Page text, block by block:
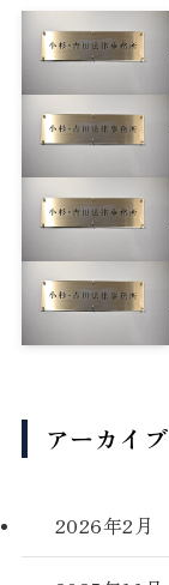
アーカイブ
2026年2月